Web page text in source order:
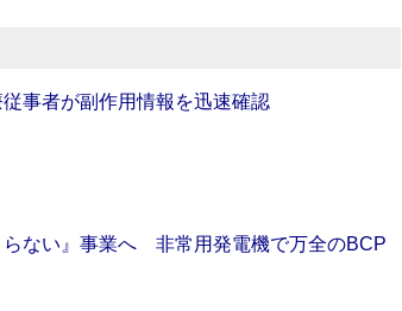
事者が副作用情報を迅速確認
らない』事業へ 非常用発電機で万全のBCP